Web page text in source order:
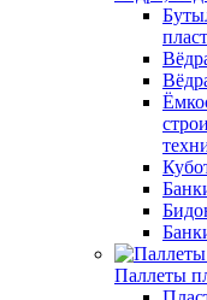
Паллеты